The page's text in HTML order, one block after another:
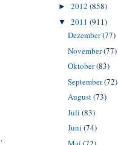
► 2012 (858)
▼ 2011 (911)
Dezember(77)
November(77)
Oktober(83)
September(72)
August(73)
Juli (83)
Juni (74)